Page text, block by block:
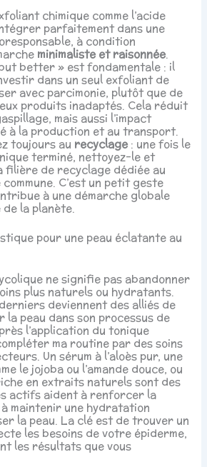
chimique comme l’acide
parfaitement dans une
à condition
minimaliste et raisonnée.
better » est fondamentale : il
dans un seul exfoliant de
avec parcimonie, plutôt que de
produits inadaptés. Cela réduit
mais aussi l’impact
à la production et au transport.
toujours au recyclage: une fois le
terminé, nettoyez-le et
filière de recyclage dédiée au
C’est un petit geste
à une démarche globale
la planète.
pour une peau éclatante au
ne signifie pas abandonner
plus naturels ou hydratants.
deviennent des alliés de
peau dans son processus de
l’application du tonique
ma routine par des soins
Un sérum à l’aloès pur, une
le jojoba ou l’amande douce, ou
en extraits naturels sont des
actifs aident à renforcer la
maintenir une hydratation
la peau. La clé est de trouver un
les besoins de votre épiderme,
les résultats que vous